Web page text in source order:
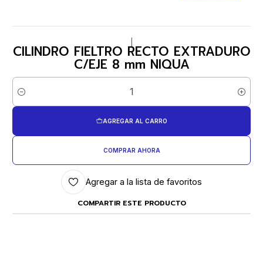
CILINDRO FIELTRO RECTO EXTRADURO
C/EJE 8 mm NIQUA
Cantidad
AGREGAR AL CARRO
COMPRAR AHORA
Agregar a la lista de favoritos
COMPARTIR ESTE PRODUCTO